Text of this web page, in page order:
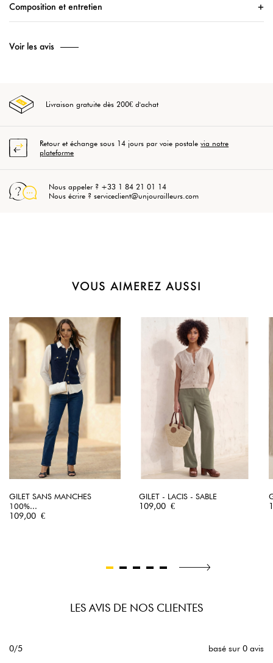
Composition et entretien
Voir les avis
Livraison gratuite dès 200€ d'achat
Retour et échange sous 14 jours par voie postalevia notre
plateforme
Nous appeler ? +33 1 84 21 01 14
Nous écrire ? serviceclient@unjourailleurs.com
VOUS AIMEREZ AUSSI
GILET SANS MANCHES
100%...
Prix
109,00 €
GILET - LACIS - SABLE
Prix
109,00 €
LES AVIS DE NOS CLIENTES
0/5 basé sur 0 avis